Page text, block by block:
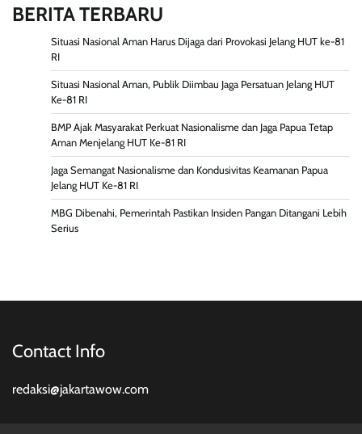
BERITA TERBARU
Situasi Nasional Aman Harus Dijaga dari Provokasi Jelang HUT ke-81
RI
Situasi Nasional Aman, Publik Diimbau Jaga Persatuan Jelang HUT
Ke-81 RI
BMP Ajak Masyarakat Perkuat Nasionalisme dan Jaga Papua Tetap
Aman Menjelang HUT Ke-81 RI
Jaga Semangat Nasionalisme dan Kondusivitas Keamanan Papua
Jelang HUT Ke-81 RI
MBG Dibenahi, Pemerintah Pastikan Insiden Pangan Ditangani Lebih
Serius
Contact Info
redaksi@jakartawow.com